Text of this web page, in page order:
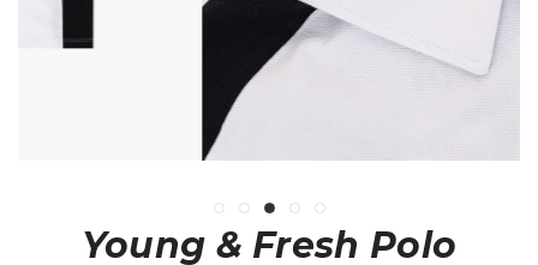
Young & Fresh Polo